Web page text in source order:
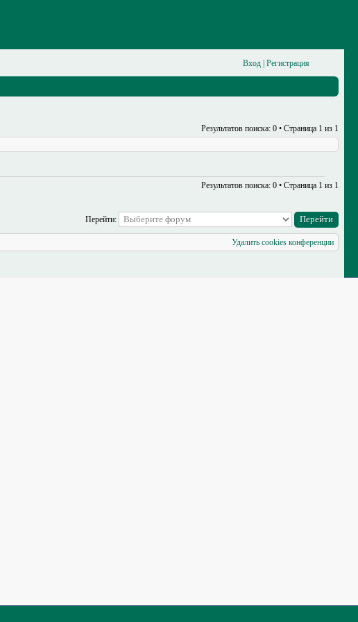
Вход Регистрация
Результатов поиска: 0 • Страница 1 из 1
Результатов поиска: 0 • Страница 1 из 1
Перейти:
Удалить cookies конференции